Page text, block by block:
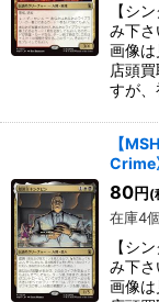
【シ
み下さ
画像
店頭
すが
【
Crime
80円 (
在庫4個
【シ
み下さ
画像